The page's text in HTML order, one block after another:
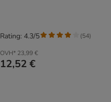
OVH* 23,99 €
12,52 €
Rating: 4.3/5 (54)